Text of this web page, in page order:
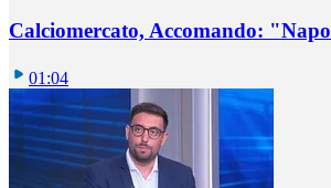
Calciomercato, Accomando:
01:04